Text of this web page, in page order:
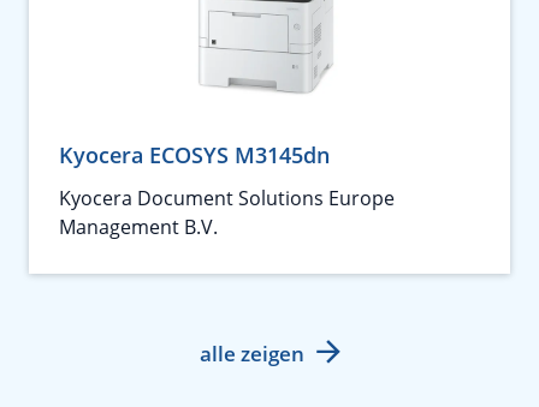
Kyocera ECOSYS M3145dn
Kyocera Document Solutions Europe
Management B.V.
alle zeigen